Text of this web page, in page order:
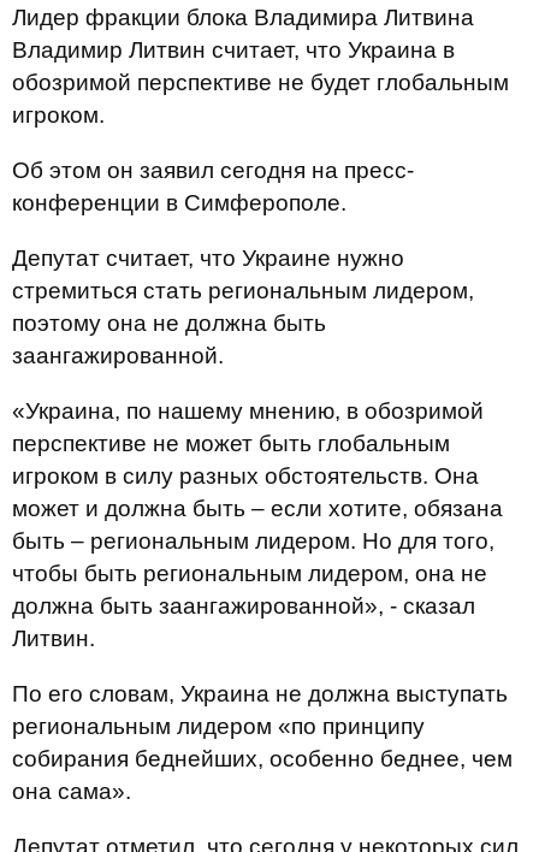
Лидер фракции блока Владимира Литвина
Владимир Литвин считает, что Украина в
обозримой перспективе не будет глобальным
игроком.
Об этом он заявил сегодня на пресс-
конференции в Симферополе.
Депутат считает, что Украине нужно
стремиться стать региональным лидером,
поэтому она не должна быть
заангажированной.
«Украина, по нашему мнению, в обозримой
перспективе не может быть глобальным
игроком в силу разных обстоятельств. Она
может и должна быть – если хотите, обязана
быть – региональным лидером. Но для того,
чтобы быть региональным лидером, она не
должна быть заангажированной», - сказал
Литвин.
По его словам, Украина не должна выступать
региональным лидером «по принципу
собирания беднейших, особенно беднее, чем
она сама».
Депутат отметил, что сегодня у некоторых сил